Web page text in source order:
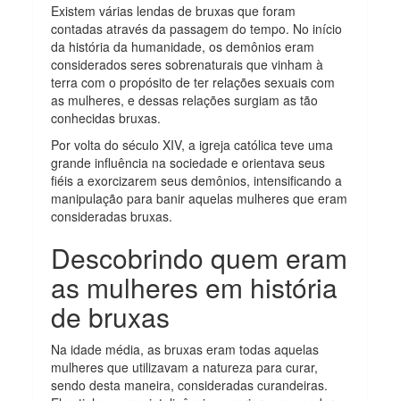
Existem várias lendas de bruxas que foram
contadas através da passagem do tempo. No início
da história da humanidade, os demônios eram
considerados seres sobrenaturais que vinham à
terra com o propósito de ter relações sexuais com
as mulheres, e dessas relações surgiam as tão
conhecidas bruxas.
Por volta do século XIV, a igreja católica teve uma
grande influência na sociedade e orientava seus
fiéis a exorcizarem seus demônios, intensificando a
manipulação para banir aquelas mulheres que eram
consideradas bruxas.
Descobrindo quem eram
as mulheres em história
de bruxas
Na idade média, as bruxas eram todas aquelas
mulheres que utilizavam a natureza para curar,
sendo desta maneira, consideradas curandeiras.